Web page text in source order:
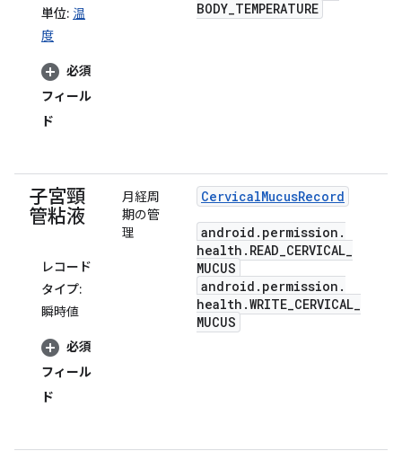
単位: 温
度
必須
フィール
ド
BODY_TEMPERATURE
子宮頸
管粘液
レコード
タイプ:
瞬時値
必須
フィール
ド
月経周
期の管
理
CervicalMucusRecord
android . permission .
health . READ_CERVICAL_
MUCUS
android . permission .
health .WRITE_CERVICAL_
MUCUS